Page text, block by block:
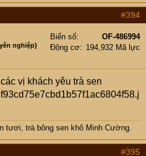
#394
nghiệp}
Biển số
OF-486994
Động cơ
194,932 Mã lực
vị khách yêu trà sen
tươi, trà bông sen khô Minh Cường.
#395